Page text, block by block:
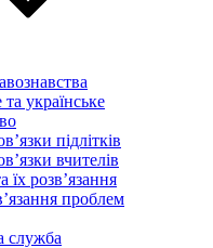
українське
підлітків
вчителів
їх розв’язання
проблем
служба